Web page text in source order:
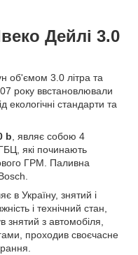
Дейлі 3.0
об'ємом 3.0 літра та
року ввстановлювали
екологічні стандарти та
b, являє собою 4
які починають
ГРМ. Паливна
в Україну, знятий і
і технічний стан,
знятий з автомобіля,
проходив своєчасне